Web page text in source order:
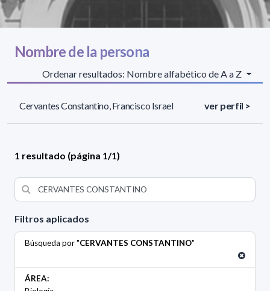
Filtros aplicados
Búsqueda por "CERVANTES CONSTANTINO"
ÁREA:
Nombre de la persona
Ordenar resultados: Nombre alfabético de A a Z
Cervantes Constantino, Francisco Israel ver perfil >
1 resultado (página 1/1)